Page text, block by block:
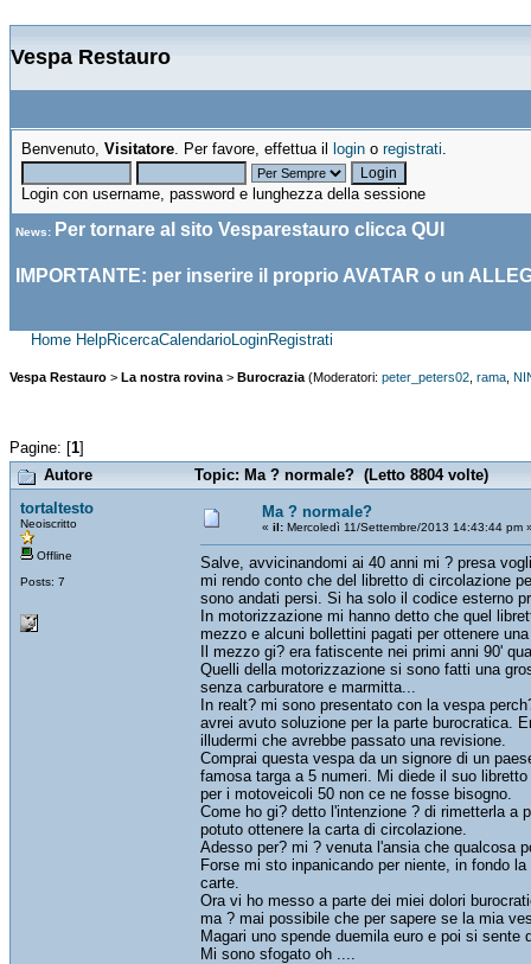
Vespa Restauro
Benvenuto, Visitatore. Per favore, effettua il login o registrati.
Login con username, password e lunghezza della sessione
News: Per tornare al sito Vesparestauro clicca QUI
IMPORTANTE: per inserire il proprio AVATAR o un
Home HelpRicercaCalendarioLoginRegistrati
Vespa Restauro > La nostra rovina > Burocrazia (Moderatori: peter_peters02 rama
Pagine: [1]
Autore
Topic: Ma ? normale? (Letto 8804 volte)
tortaltesto
Neoiscritto
Offline
Posts: 7
Ma ? normale?
« il: Mercoledì 11/Settembre/2013 14:43:44 pm
Salve, avvicinandomi ai 40 anni mi ? presa
mi rendo conto che del libretto di circolazione
sono andati persi. Si ha solo il codice esterno
In motorizzazione mi hanno detto che quel
mezzo e alcuni bollettini pagati per ottenere
Il mezzo gi? era fatiscente nei primi anni 90'
Quelli della motorizzazione si sono fatti una
senza carburatore e marmitta...
In realt? mi sono presentato con la vespa
avrei avuto soluzione per la parte burocratica.
illudermi che avrebbe passato una revisione.
Comprai questa vespa da un signore di un
famosa targa a 5 numeri. Mi diede il suo
per i motoveicoli 50 non ce ne fosse bisogno.
Come ho gi? detto l'intenzione ? di rimetterla a
potuto ottenere la carta di circolazione.
Adesso per? mi ? venuta l'ansia che qualcosa
Forse mi sto inpanicando per niente, in fondo
carte.
Ora vi ho messo a parte dei miei dolori
ma ? mai possibile che per sapere se la mia
Magari uno spende duemila euro e poi si sente
Mi sono sfogato oh ....